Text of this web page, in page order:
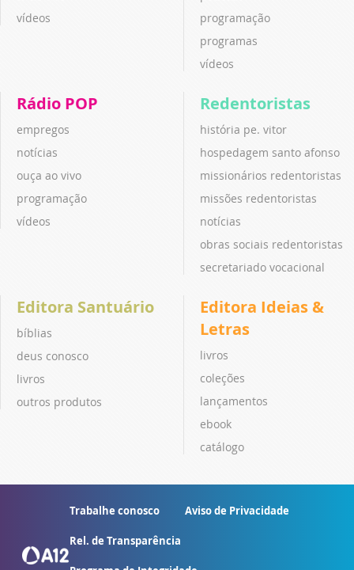
vídeos
programação
programas
vídeos
Rádio POP
empregos
notícias
ouça ao vivo
programação
vídeos
Redentoristas
história pe. vitor
hospedagem santo afonso
missionários redentoristas
missões redentoristas
notícias
obras sociais redentoristas
secretariado vocacional
Editora Santuário
bíblias
deus conosco
livros
outros produtos
Editora Ideias &
Letras
livros
coleções
lançamentos
ebook
catálogo
Trabalhe conosco Aviso de Privacidade
Rel. de Transparência